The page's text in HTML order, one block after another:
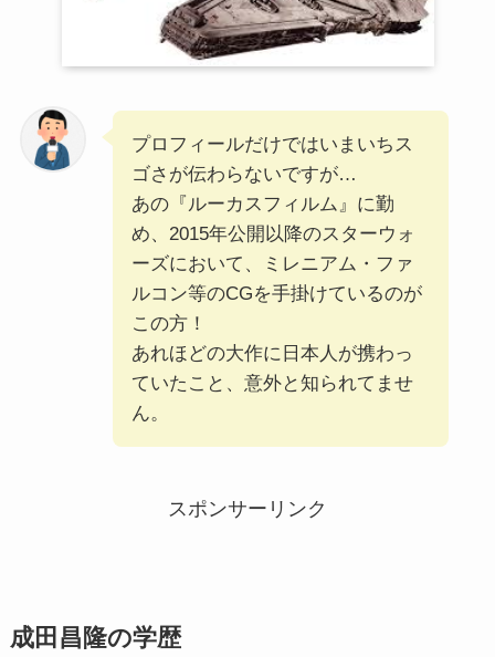
プロフィールだけではいまいちス
ゴさが伝わらないですが…
あの『ルーカスフィルム』に勤
め、2015年公開以降のスターウォ
ーズにおいて、ミレニアム・ファ
ルコン等のCGを手掛けているのが
この方！
あれほどの大作に日本人が携わっ
ていたこと、意外と知られてませ
ん。
スポンサーリンク
成田昌隆の学歴